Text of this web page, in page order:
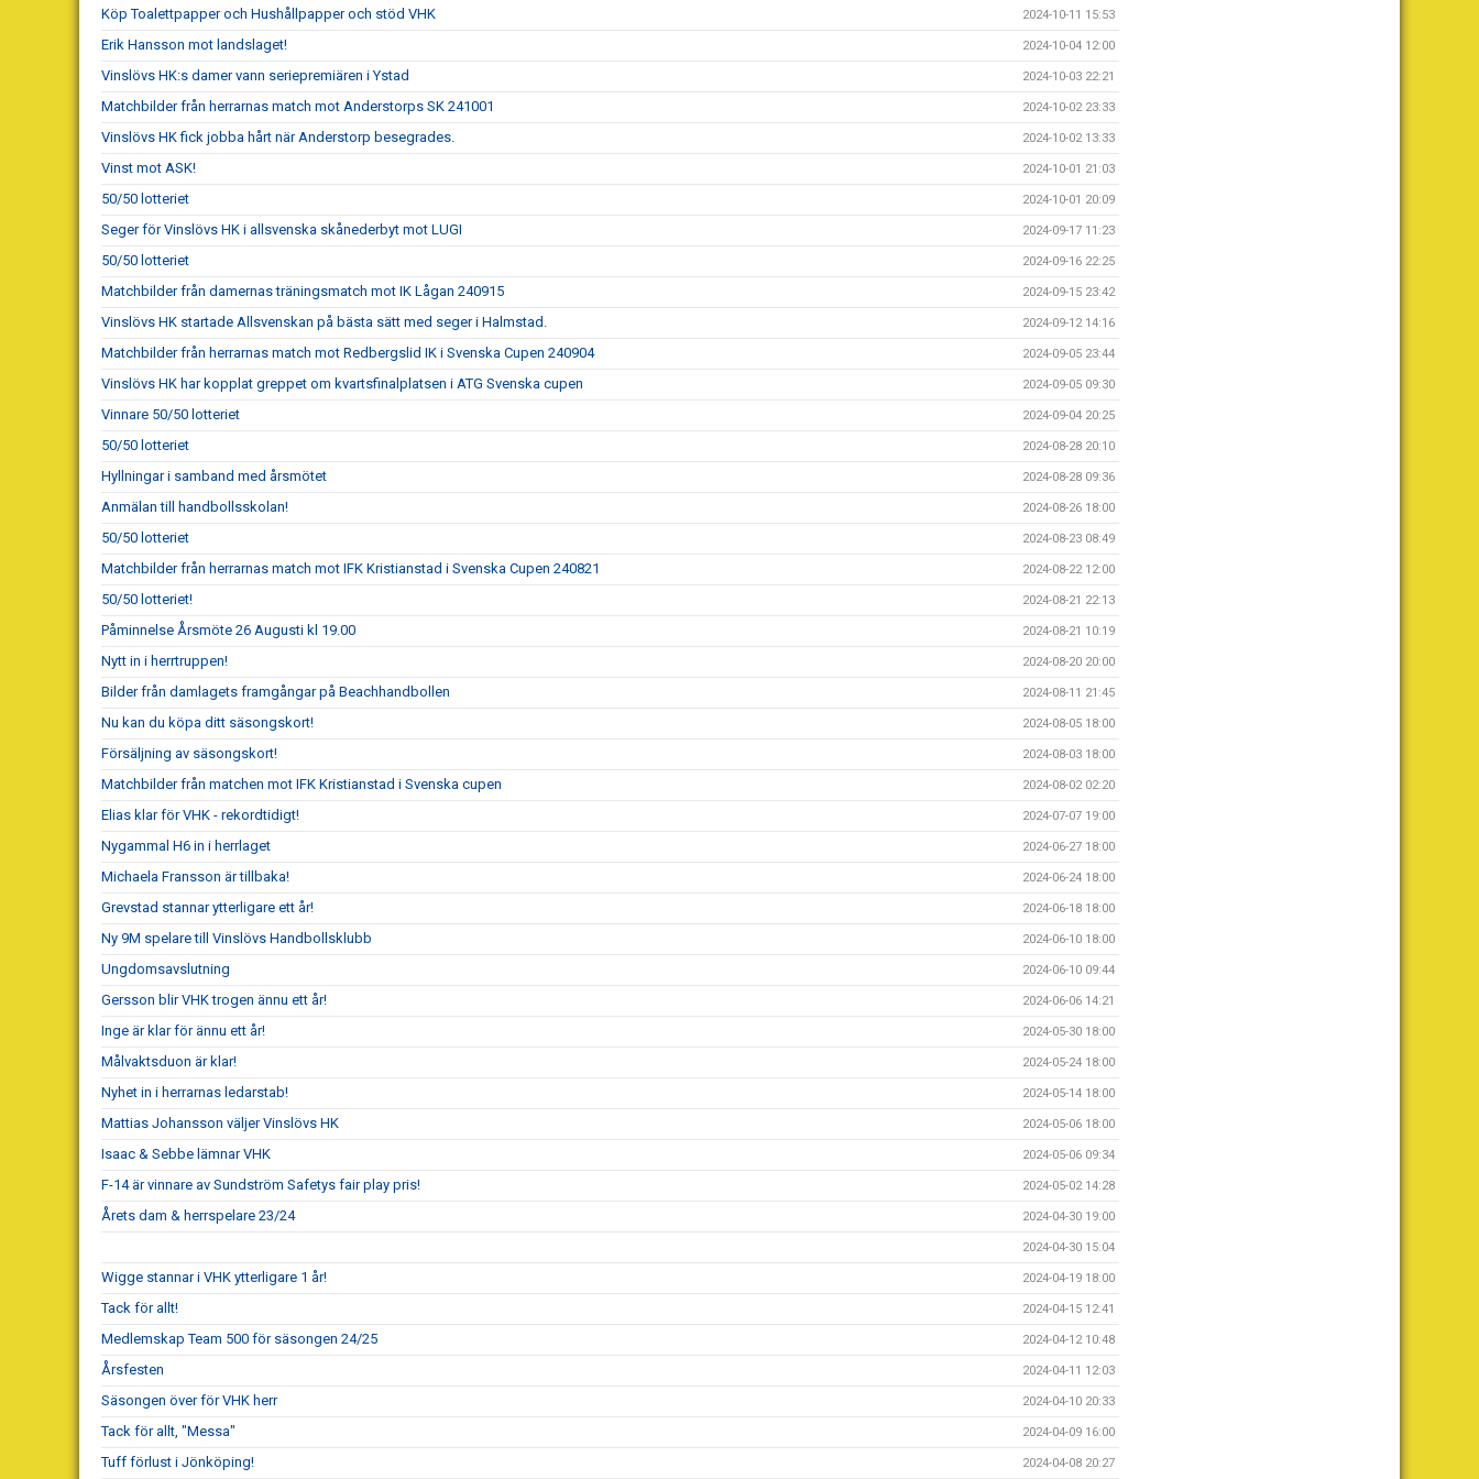
Köp Toalettpapper och Hushållpapper och stöd VHK 2024-10-11 15:53
Erik Hansson mot landslaget! 2024-10-04 12:00
Vinslövs HK:s damer vann seriepremiären i Ystad 2024-10-03 22:21
Matchbilder från herrarnas match mot Anderstorps SK 241001 2024-10-02 23:33
Vinslövs HK fick jobba hårt när Anderstorp besegrades. 2024-10-02 13:33
Vinst mot ASK! 2024-10-01 21:03
50/50 lotteriet 2024-10-01 20:09
Seger för Vinslövs HK i allsvenska skånederbyt mot LUGI 2024-09-17 11:23
50/50 lotteriet 2024-09-16 22:25
Matchbilder från damernas träningsmatch mot IK Lågan 240915 2024-09-15 23:42
Vinslövs HK startade Allsvenskan på bästa sätt med seger i Halmstad. 2024-09-12 14:16
Matchbilder från herrarnas match mot Redbergslid IK i Svenska Cupen 240904 2024-09-05 23:44
Vinslövs HK har kopplat greppet om kvartsfinalplatsen i ATG Svenska cupen 2024-09-05 09:30
Vinnare 50/50 lotteriet 2024-09-04 20:25
50/50 lotteriet 2024-08-28 20:10
Hyllningar i samband med årsmötet 2024-08-28 09:36
Anmälan till handbollsskolan! 2024-08-26 18:00
50/50 lotteriet 2024-08-23 08:49
Matchbilder från herrarnas match mot IFK Kristianstad i Svenska Cupen 240821 2024-08-22 12:00
50/50 lotteriet! 2024-08-21 22:13
Påminnelse Årsmöte 26 Augusti kl 19.00 2024-08-21 10:19
Nytt in i herrtruppen! 2024-08-20 20:00
Bilder från damlagets framgångar på Beachhandbollen 2024-08-11 21:45
Nu kan du köpa ditt säsongskort! 2024-08-05 18:00
Försäljning av säsongskort! 2024-08-03 18:00
Matchbilder från matchen mot IFK Kristianstad i Svenska cupen 2024-08-02 02:20
Elias klar för VHK - rekordtidigt! 2024-07-07 19:00
Nygammal H6 in i herrlaget 2024-06-27 18:00
Michaela Fransson är tillbaka! 2024-06-24 18:00
Grevstad stannar ytterligare ett år! 2024-06-18 18:00
Ny 9M spelare till Vinslövs Handbollsklubb 2024-06-10 18:00
Ungdomsavslutning 2024-06-10 09:44
Gersson blir VHK trogen ännu ett år! 2024-06-06 14:21
Inge är klar för ännu ett år! 2024-05-30 18:00
Målvaktsduon är klar! 2024-05-24 18:00
Nyhet in i herrarnas ledarstab! 2024-05-14 18:00
Mattias Johansson väljer Vinslövs HK 2024-05-06 18:00
Isaac & Sebbe lämnar VHK 2024-05-06 09:34
F-14 är vinnare av Sundström Safetys fair play pris! 2024-05-02 14:28
Årets dam & herrspelare 23/24 2024-04-30 19:00
2024-04-30 15:04
Wigge stannar i VHK ytterligare 1 år! 2024-04-19 18:00
Tack för allt! 2024-04-15 12:41
Medlemskap Team 500 för säsongen 24/25 2024-04-12 10:48
Årsfesten 2024-04-11 12:03
Säsongen över för VHK herr 2024-04-10 20:33
Tack för allt, "Messa" 2024-04-09 16:00
Tuff förlust i Jönköping! 2024-04-08 20:27